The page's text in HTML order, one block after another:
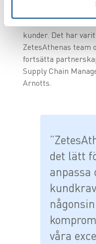
anpassa sig, så att
kunder. Det har
ZetesAthenas team
fortsätta
Supply Chain
Arnotts.
det lätt
anpassa
någonsin
våra